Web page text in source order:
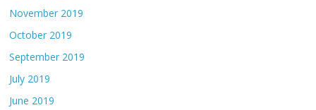
November 2019
October 2019
September 2019
July 2019
June 2019